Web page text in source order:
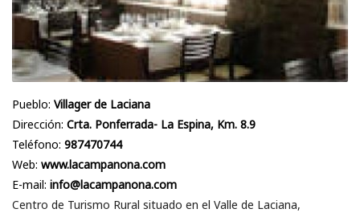
Pueblo: Villager de Laciana
Dirección: Crta. Ponferrada- La Espina, Km. 8.9
Teléfono: 987470744
Web: www.lacampanona.com
E-mail: info@lacampanona.com
Centro de Turismo Rural situado en el Valle de Laciana,